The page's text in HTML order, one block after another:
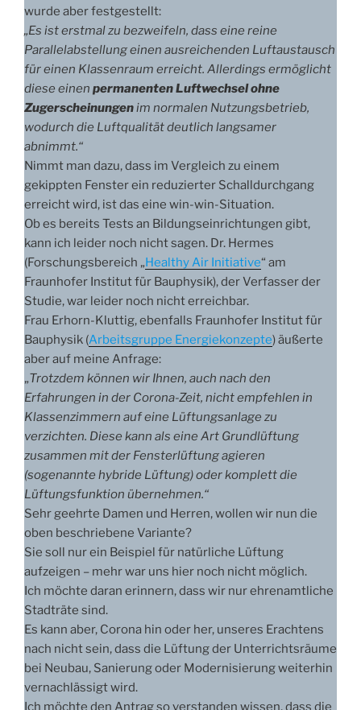
wurde aber festgestellt:
„Es ist erstmal zu bezweifeln, dass eine reine
Parallelabstellung einen ausreichenden Luftaustausch
für einen Klassenraum erreicht. Allerdings ermöglicht
diese einen permanenten Luftwechsel ohne
Zugerscheinungenim normalen Nutzungsbetrieb,
wodurch die Luftqualität deutlich langsamer
abnimmt.“
Nimmt man dazu, dass im Vergleich zu einem
gekippten Fenster ein reduzierter Schalldurchgang
erreicht wird, ist das eine win-win-Situation.
Ob es bereits Tests an Bildungseinrichtungen gibt,
kann ich leider noch nicht sagen. Dr. Hermes
(Forschungsbereich „Healthy Air Initiative“ am
Fraunhofer Institut für Bauphysik), der Verfasser der
Studie, war leider noch nicht erreichbar.
Frau Erhorn-Kluttig, ebenfalls Fraunhofer Institut für
Bauphysik (Arbeitsgruppe Energiekonzepte) äußerte
aber auf meine Anfrage:
„Trotzdem können wir Ihnen, auch nach den
Erfahrungen in der Corona-Zeit, nicht empfehlen in
Klassenzimmern auf eine Lüftungsanlage zu
verzichten. Diese kann als eine Art Grundlüftung
zusammen mit der Fensterlüftung agieren
(sogenannte hybride Lüftung) oder komplett die
Lüftungsfunktion übernehmen.“
Sehr geehrte Damen und Herren, wollen wir nun die
oben beschriebene Variante?
Sie soll nur ein Beispiel für natürliche Lüftung
aufzeigen – mehr war uns hier noch nicht möglich.
Ich möchte daran erinnern, dass wir nur ehrenamtliche
Stadträte sind.
Es kann aber, Corona hin oder her, unseres Erachtens
nach nicht sein, dass die Lüftung der Unterrichtsräume
bei Neubau, Sanierung oder Modernisierung weiterhin
vernachlässigt wird.
Ich möchte den Antrag so verstanden wissen, dass die